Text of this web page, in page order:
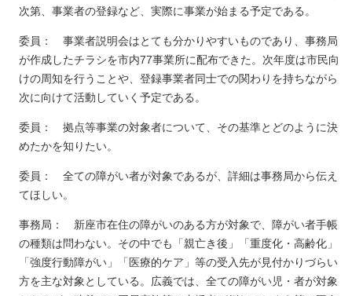
次第、事業者の登録など、実際に事業が始まる予定である。
委員： 事業者説明会はとても分かりやすいものであり、事務局
が作成したチラシを市内77事業所に配布できた。次年度は市民向
けの周知を行うことや、登録事業者同士での関わりを持ちながら
次に向けて活動していく予定である。
委員： 拠点等事業の対象者について、その基準とどのように決
めたかを知りたい。
委員： 全ての障がい者が対象であるが、詳細は事務局から伝え
てほしい。
事務局： 新座市在住の障がいのある方が対象で、障がい者手帳
の種類は問わない。その中でも「親亡き後」「重度化・高齢化」
「強度行動障がい」「医療的ケア」等の受入先が見付かりづらい
方を主な対象としている。広義では、全ての障がい児・者が対象